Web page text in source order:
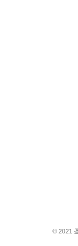
© 2021